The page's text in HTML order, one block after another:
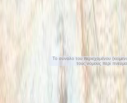
Το σύνολο του περιεχομένου
τους νόμους περί